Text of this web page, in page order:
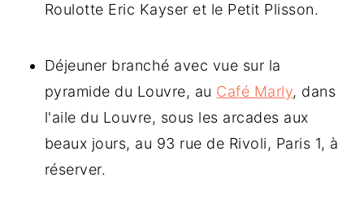
Roulotte Eric Kayser et le Petit Plisson.
Déjeuner branché avec vue sur la
pyramide du Louvre, au Café Marly, dans
l'aile du Louvre, sous les arcades aux
beaux jours, au 93 rue de Rivoli, Paris 1, à
réserver.